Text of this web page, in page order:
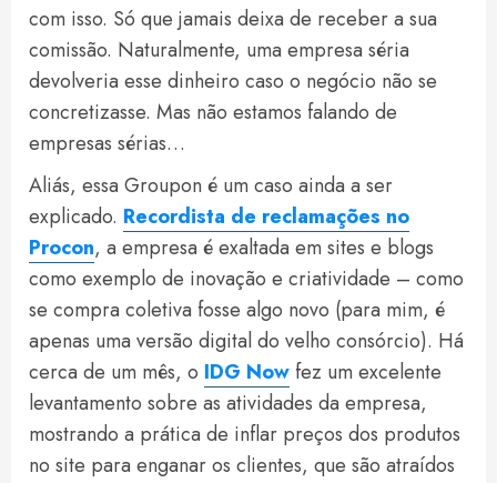
com isso. Só que jamais deixa de receber a sua
comissão. Naturalmente, uma empresa séria
devolveria esse dinheiro caso o negócio não se
concretizasse. Mas não estamos falando de
empresas sérias…
Aliás, essa Groupon é um caso ainda a ser
explicado. Recordista de reclamações no
Procon, a empresa é exaltada em sites e blogs
como exemplo de inovação e criatividade – como
se compra coletiva fosse algo novo (para mim, é
apenas uma versão digital do velho consórcio). Há
cerca de um mês, o IDG Now fez um excelente
levantamento sobre as atividades da empresa,
mostrando a prática de inflar preços dos produtos
no site para enganar os clientes, que são atraídos